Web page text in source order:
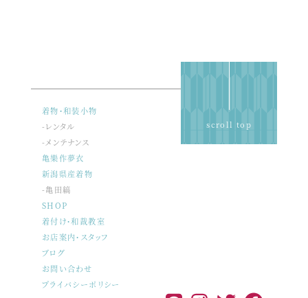
scroll top
着物・和装小物
-レンタル
-メンテナンス
亀樂作夢衣
新潟県産着物
-亀田縞
SHOP
着付け・和裁教室
お店案内・スタッフ
ブログ
お問い合わせ
プライバシーポリシー